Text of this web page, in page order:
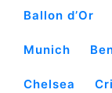
Ballon d’Or
Munich
Chelsea